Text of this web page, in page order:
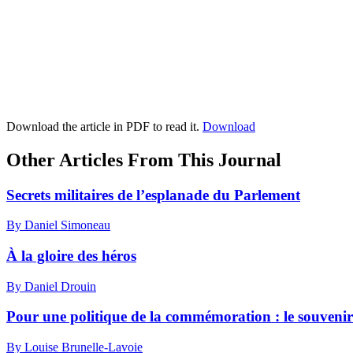
Download the article in PDF to read it. Download
Other Articles From This Journal
Secrets militaires de l’esplanade du Parlement
By Daniel Simoneau
À la gloire des héros
By Daniel Drouin
Pour une politique de la commémoration : le
By Louise Brunelle-Lavoie